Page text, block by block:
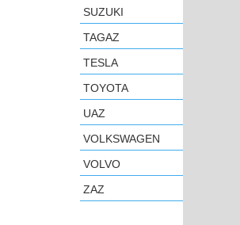
SUZUKI
TAGAZ
TESLA
TOYOTA
UAZ
VOLKSWAGEN
VOLVO
ZAZ